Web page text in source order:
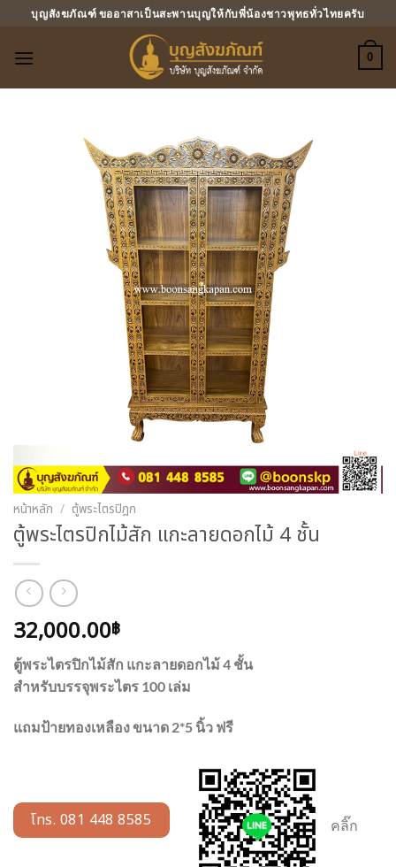
บุญสังฆภัณฑ์ ขออาสาเป็นสะพานบุญให้กับพี่น้องชาวพุทธทั่วไทยครับ
0
หน้าหลัก / ตู้พระไตรปิฎก
ตู้พระไตรปิกไม้สัก แกะลายดอกไม้ 4 ชั้น
32,000.00฿
ตู้พระไตรปิกไม้สัก แกะลายดอกไม้ 4 ชั้น
สำหรับบรรจุพระไตร 100 เล่ม
แถมป้ายทองเหลือง ขนาด 2*5 นิ้ว ฟรี
โทร. 081 448 8585 คลิ๊ก